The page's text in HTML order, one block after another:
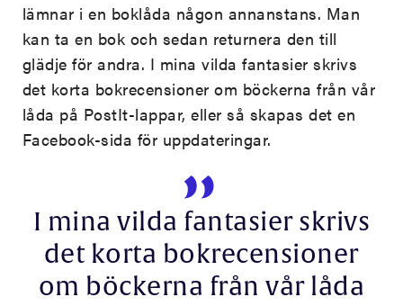
lämnar i en boklåda någon annanstans. Man
kan ta en bok och sedan returnera den till
glädje för andra. I mina vilda fantasier skrivs
det korta bokrecensioner om böckerna från vår
låda på PostIt-lappar, eller så skapas det en
Facebook-sida för uppdateringar.
I mina vilda fantasier skrivs
det korta bokrecensioner
om böckerna från vår låda